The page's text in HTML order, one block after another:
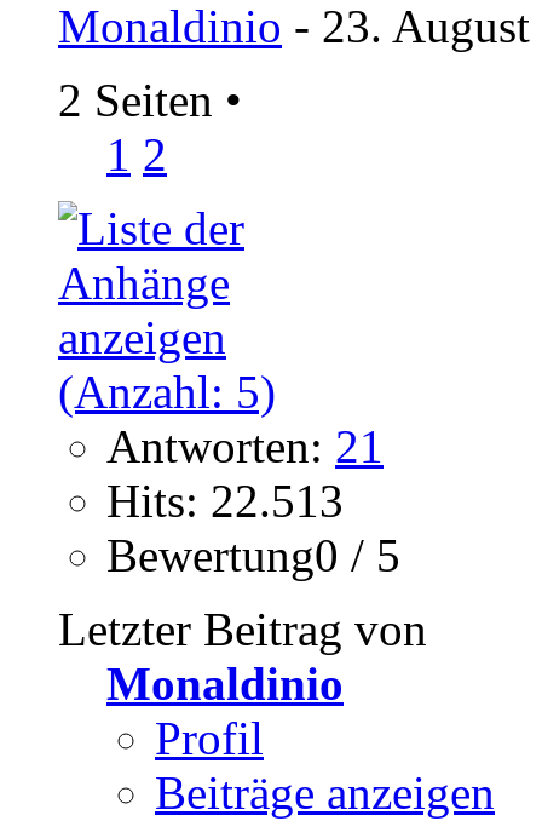
Monaldinio - 23.
2 Seiten •
1 2
Antworten: 21
Hits: 22.513
Bewertung0 / 5
Letzter Beitrag von
Monaldinio
Profil
Beiträge anzeigen